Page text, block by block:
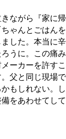
ながら『家に帰
ゃんとごはんを
した。本当に辛
うに。この痛み
ーカーを許すこ
父と同じ現場で
もしれない。し
をあわせてして